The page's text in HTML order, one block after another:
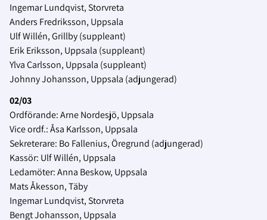
Ingemar Lundqvist, Storvreta
Anders Fredriksson, Uppsala
Ulf Willén, Grillby (suppleant)
Erik Eriksson, Uppsala (suppleant)
Ylva Carlsson, Uppsala (suppleant)
Johnny Johansson, Uppsala (adjungerad)
02/03
Ordförande: Arne Nordesjö, Uppsala
Vice ordf.: Åsa Karlsson, Uppsala
Sekreterare: Bo Fallenius, Öregrund (adjungerad)
Kassör: Ulf Willén, Uppsala
Ledamöter: Anna Beskow, Uppsala
Mats Åkesson, Täby
Ingemar Lundqvist, Storvreta
Bengt Johansson, Uppsala